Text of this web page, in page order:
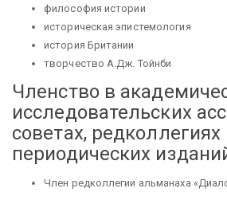
философия истории
историческая эпистемология
история Британии
творчество А.Дж. Тойнби
Членство в
исследовательских
советах, редколлегиях
периодических
Член редколлегии альманаха